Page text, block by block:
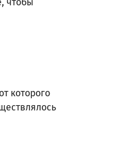
которого